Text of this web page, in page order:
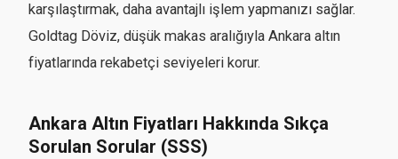
karşılaştırmak, daha avantajlı işlem yapmanızı sağlar.
Goldtag Döviz, düşük makas aralığıyla Ankara altın
fiyatlarında rekabetçi seviyeleri korur.
Ankara Altın Fiyatları Hakkında Sıkça
Sorulan Sorular (SSS)